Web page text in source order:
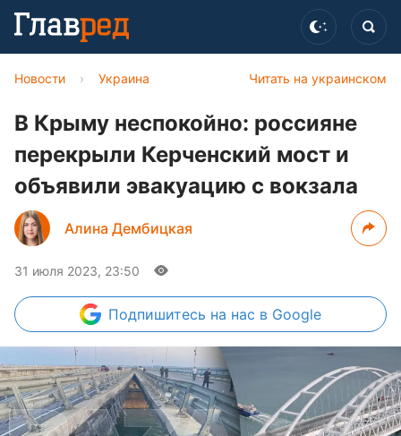
Читать на украинском
Новости › Украина
В Крыму неспокойно: россияне
перекрыли Керченский мост и
объявили эвакуацию с вокзала
Алина Дембицкая
31 июля 2023, 23:50
Подпишитесь на нас в Google